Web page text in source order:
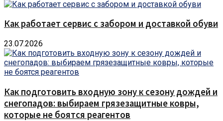
Как работает сервис с забором и доставкой обуви
23.07.2026
Как подготовить входную зону к сезону дождей и
снегопадов: выбираем грязезащитные ковры,
которые не боятся реагентов